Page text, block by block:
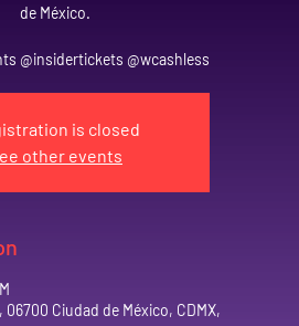
de México.
@insidertickets @wcashless
is closed
other events
06700 Ciudad de México, CDMX,